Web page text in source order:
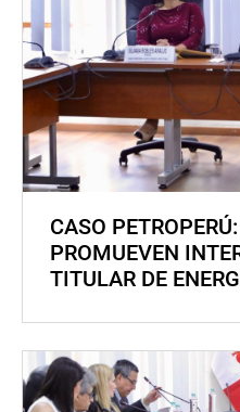
CASO
PROMUEVEN
TITULAR DE